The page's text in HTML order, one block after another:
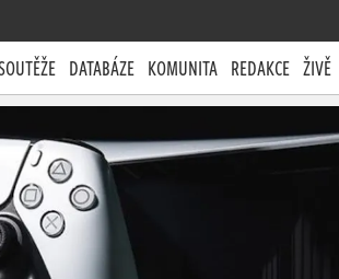
DATABÁZE KOMUNITA REDAKCE ŽIVĚ